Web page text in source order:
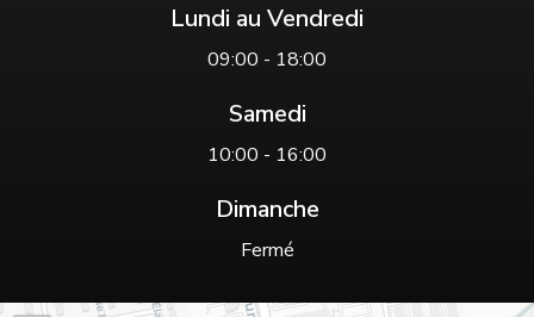
Lundi au Vendredi
09:00 - 18:00
Samedi
10:00 - 16:00
Dimanche
Fermé